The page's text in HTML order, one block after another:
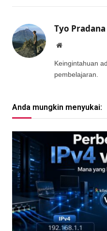
Tyo Pradana
Website
Keingintahuan
pembelajaran.
Anda mungkin menyukai: